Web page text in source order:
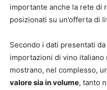
importante anche la rete di
posizionati su un’offerta di
Secondo i dati presentati
importazioni di vino italiano
mostrano, nel complesso,
valore sia in volume, tanto